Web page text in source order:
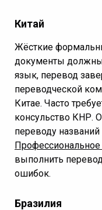
Китай
Жёсткие
документы
язык, перевод
переводческой
Китае. Часто
консульство КНР.
переводу
Профессиональное
выполнить
ошибок.
Бразилия